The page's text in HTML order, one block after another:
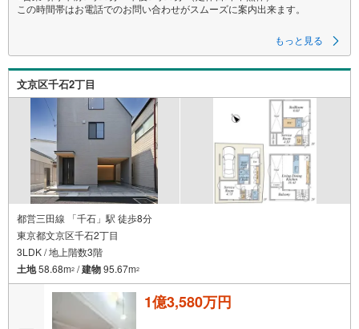
この時間帯はお電話でのお問い合わせがスムーズに案内出来ます。
●物件をご覧になりたい場合は「室内・現地を見学する」ボタンよりお問合
実際に物件を見て、広さ、明るさ、天井の高さ、物件周辺環境等、ぜひご
体験下さい！
▼株式会社アドキャストの特徴▼
・ 簡易ライフプラン作成いたします♪毎月70組様限定♪
住宅購入後50年間のライフプラン＆キャッシュフロー表を作成します！
・当社オリジナル物件調査報告書♪
徹底的な近隣聞き込みを含め調査結果を説明いたします！
・キッズスペース完備♪
小さなお客様も大歓迎です。近くをお通りの際はお気軽にお越し下さい！
もっと見る
文京区千石2丁目
都営三田線 「千石」駅 徒歩8分
東京都文京区千石2丁目
3LDK / 地上階数3階
土地58.68m2 /建物95.67m2
1億3,580万円